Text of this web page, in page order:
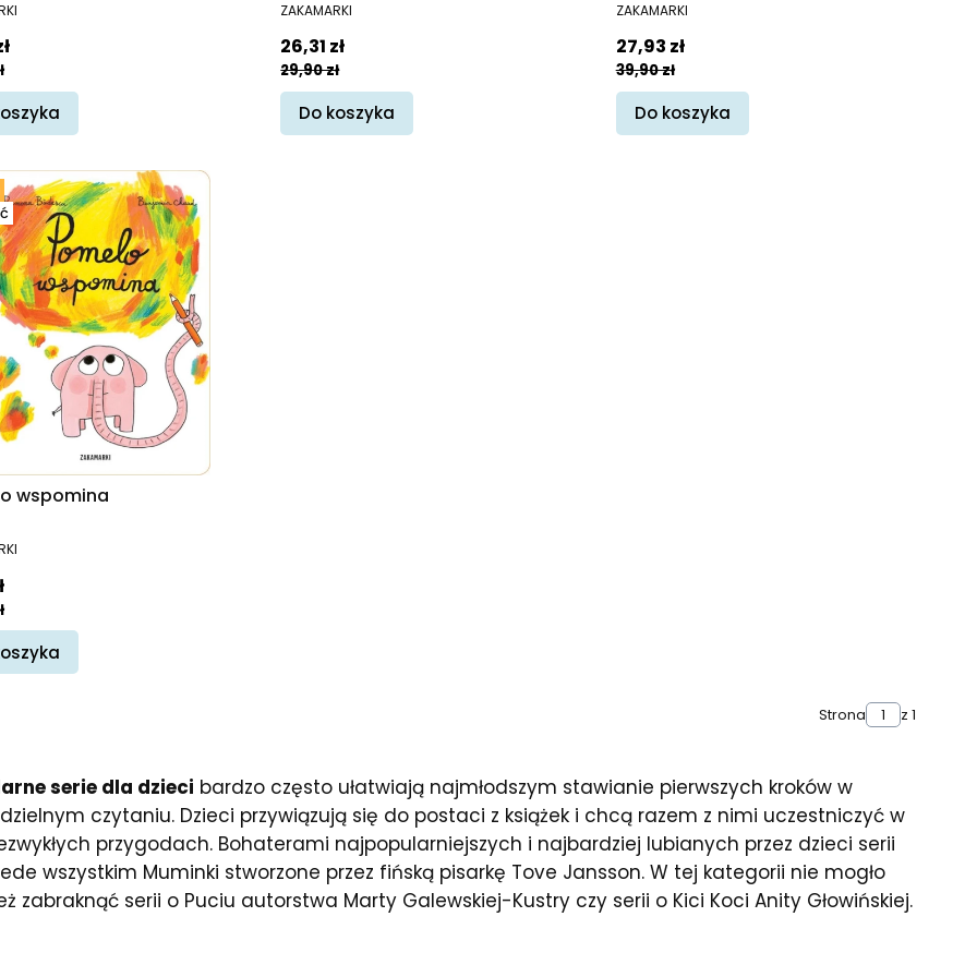
ZAKAMARKI
Cena promocyjna
26,31 zł
29,90 zł
Do koszyka
ZAKAMARKI
Cena promocyjna
27,93 zł
39,90 zł
Do koszyka
wspomina
Strona z 1
serie dla dzieci bardzo często ułatwiają najmłodszym stawianie pierwszych kroków w
czytaniu. Dzieci przywiązują się do postaci z książek i chcą razem z nimi uczestniczyć w
przygodach. Bohaterami najpopularniejszych i najbardziej lubianych przez dzieci serii
wszystkim Muminki stworzone przez fińską pisarkę Tove Jansson. W tej kategorii nie mogło
zabraknąć serii o Puciu autorstwa Marty Galewskiej-Kustry czy serii o Kici Koci Anity Głowińskiej.